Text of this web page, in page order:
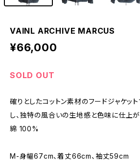
VAINL ARCHIVE MARCUS
¥66,000
SOLD OUT
確りとしたコットン素材のフードジャケッ
し、独特の風合いの生地感と色味に仕上が
綿 100%
M-身幅67cm、着丈66cm、袖丈59cm